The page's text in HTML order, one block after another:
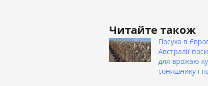
Читайте також
Посуха в
Австралії
для врожаю
соняшнику і